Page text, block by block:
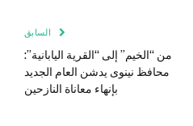
السابق
من “الخيم” إلى “القرية اليابانية”:
محافظ نينوى يدشن العام الجديد
بإنهاء معاناة النازحين